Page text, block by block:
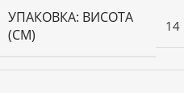
УПАКОВКА: ВИСОТА
(СМ)
14